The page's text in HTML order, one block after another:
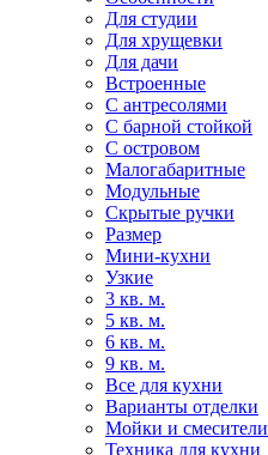
Для студии
Для хрущевки
Для дачи
Встроенные
С антресолями
С барной стойкой
С островом
Малогабаритные
Модульные
Скрытые ручки
Размер
Мини-кухни
Узкие
3 кв. м.
5 кв. м.
6 кв. м.
9 кв. м.
Все для кухни
Варианты отделки
Мойки и смесители
Техника для кухни